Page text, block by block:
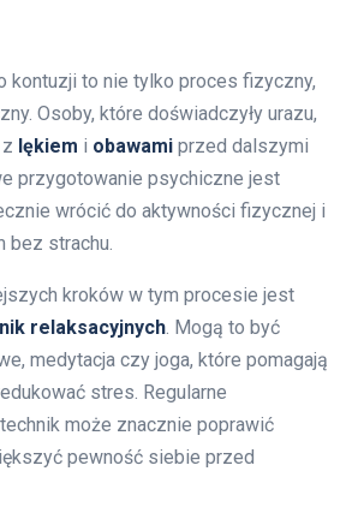
kontuzji to nie tylko proces fizyczny,
Osoby, które doświadczyły urazu,
lękiem i obawami przed dalszymi
przygotowanie psychiczne jest
wrócić do aktywności fizycznej i
bez strachu.
kroków w tym procesie jest
relaksacyjnych. Mogą to być
medytacja czy joga, które pomagają
stres. Regularne
może znacznie poprawić
pewność siebie przed